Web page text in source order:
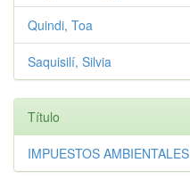
Quindi, Toa
Saquisilí, Silvia
Título
IMPUESTOS AMBIENTALES